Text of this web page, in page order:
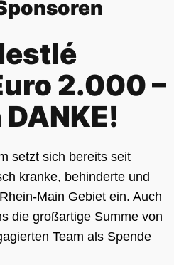
2.000 –
setzt sich bereits seit
kranke, behinderte und
Main Gebiet ein. Auch
die großartige Summe von
Team als Spende